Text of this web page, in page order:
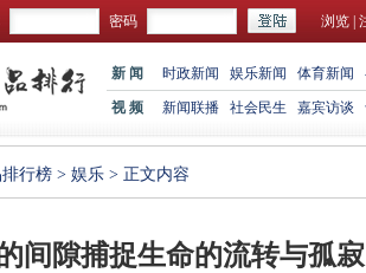
密码 浏览|
新 闻 时政新闻 娱乐新闻 体育新闻
视 频 新闻联播 社会民生 嘉宾访谈
行榜 > 娱乐 > 正文内容
间隙捕捉生命的流转与孤